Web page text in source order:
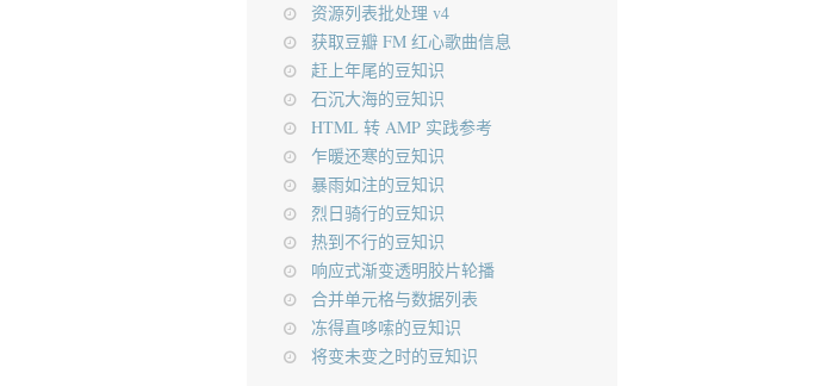
资源列表批处理 v4
获取豆瓣 FM 红心歌曲信息
赶上年尾的豆知识
石沉大海的豆知识
HTML 转 AMP 实践参考
乍暖还寒的豆知识
暴雨如注的豆知识
烈日骑行的豆知识
热到不行的豆知识
响应式渐变透明胶片轮播
合并单元格与数据列表
冻得直哆嗦的豆知识
将变未变之时的豆知识